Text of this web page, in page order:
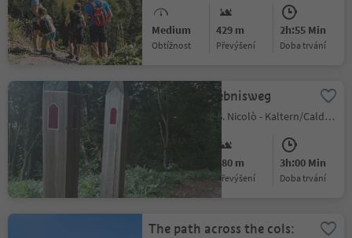
Medium
Obtížnost
429 m
Převýšení
2h:55 Min
doba trvání
Niklaser Erlebnisweg
St. Nikolaus/S. Nicolò - Kaltern/Caldaro, Kaltern an der Weinstraße/Caldaro sulla Strada del Vino, Alto Adige Wine Road
Medium
Obtížnost
480 m
Převýšení
3h:00 Min
doba trvání
The path across the cols: